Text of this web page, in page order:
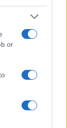
orκαι
και τα